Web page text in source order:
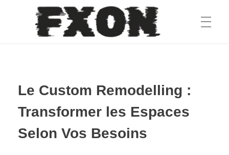
fxon
Le Custom Remodelling :
Transformer les Espaces
Selon Vos Besoins